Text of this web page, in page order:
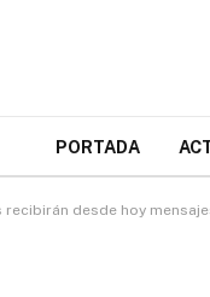
PORTADA
recibirán desde hoy